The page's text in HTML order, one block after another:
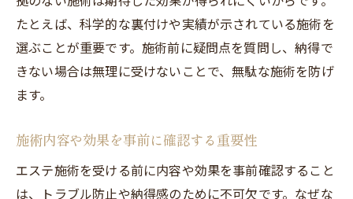
たとえば、科学的な裏付けや実績が示されている施術を
選ぶことが重要です。施術前に疑問点を質問し、納得で
きない場合は無理に受けないことで、無駄な施術を防げ
ます。
施術内容や効果を事前に確認する重要性
エステ施術を受ける前に内容や効果を事前確認すること
は、トラブル防止や納得感のために不可欠です。なぜな